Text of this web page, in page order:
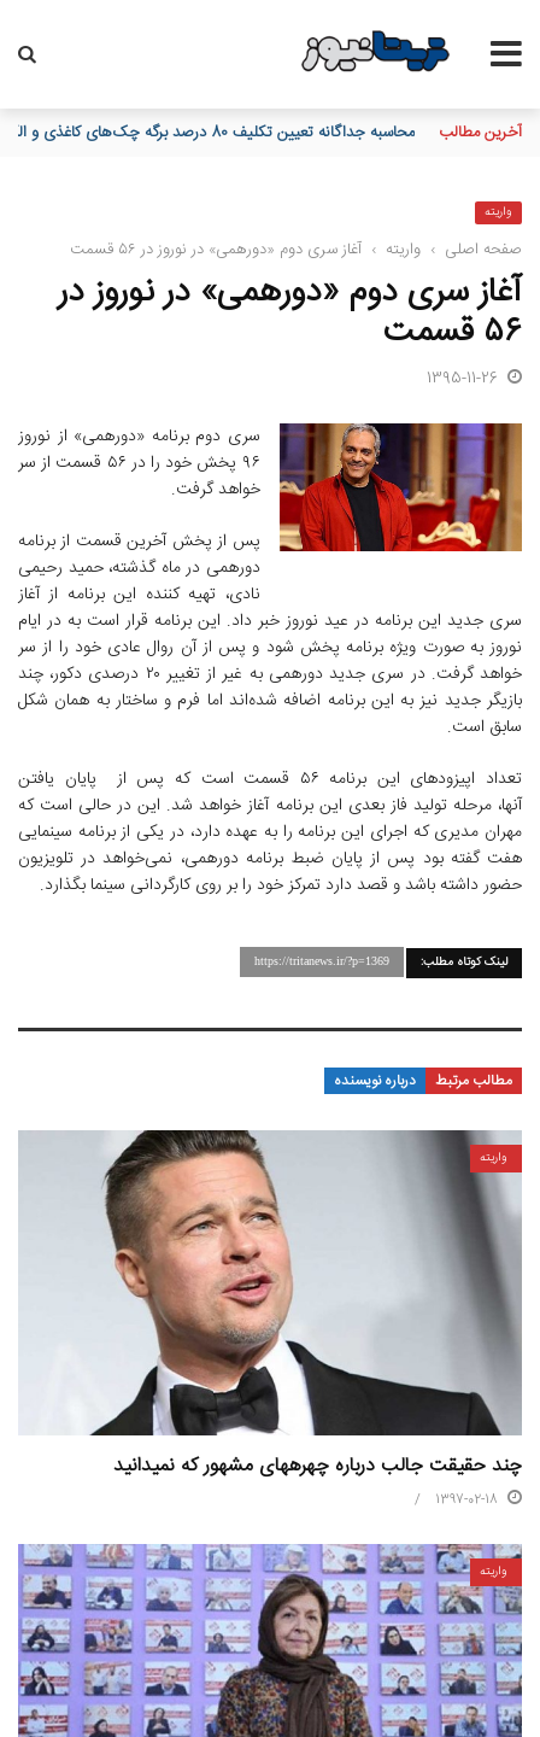
آخرین مطالب پیام مدیرعامل بانک توسعه تعاون به مناسبت 15 مرداد، سالروز تأسیس بانک
واریته
صفحه اصلی › واریته › آغاز سری دوم «دورهمی» در نوروز در ۵۶ قسمت
آغاز سری دوم «دورهمی» در نوروز در
۵۶ قسمت
1395-11-26
سری دوم برنامه «دورهمی» از نوروز
۹۶ پخش خود را در ۵۶ قسمت از سر
خواهد گرفت.
پس از پخش آخرین قسمت از برنامه
دورهمی در ماه گذشته، حمید رحیمی
نادی، تهیه کننده این برنامه از آغاز
سری جدید این برنامه در عید نوروز خبر داد. این برنامه قرار است به در ایام
نوروز به صورت ویژه برنامه پخش شود و پس از آن روال عادی خود را از سر
خواهد گرفت. در سری جدید دورهمی به غیر از تغییر ۲۰ درصدی دکور، چند
بازیگر جدید نیز به این برنامه اضافه شده‌اند اما فرم و ساختار به همان شکل
سابق است.
تعداد اپیزودهای این برنامه ۵۶ قسمت است که پس از پایان یافتن
آنها، مرحله تولید فاز بعدی این برنامه آغاز خواهد شد. این در حالی است که
مهران مدیری که اجرای این برنامه را به عهده دارد، در یکی از برنامه سینمایی
هفت گفته بود پس از پایان ضبط برنامه دورهمی،‌ نمی‌خواهد در تلویزیون
حضور داشته باشد و قصد دارد تمرکز خود را بر روی کارگردانی سینما بگذارد.
لینک کوتاه مطلب: https://tritanews.ir/?p=1369
مطالب مرتبط درباره نویسنده
واریته
چند حقیقت جالب درباره چهره‎های مشهور که نمی‎دانید
1397-02-18
واریته